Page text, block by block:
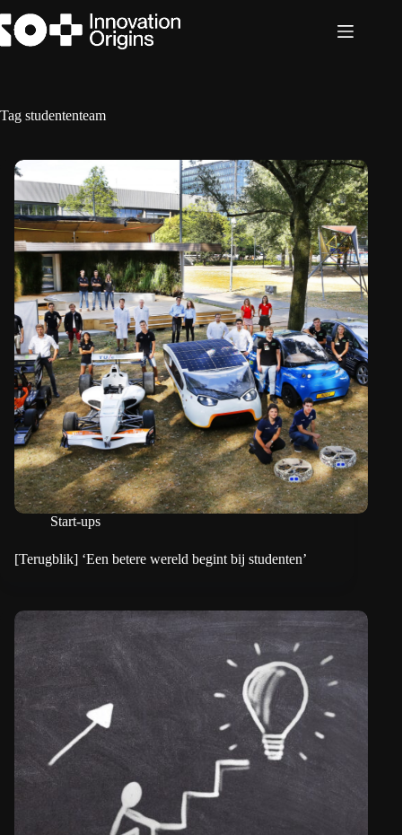
naar
de
Tag studententeam
Start-ups
[Terugblik] ‘Een betere wereld begint bij studenten’